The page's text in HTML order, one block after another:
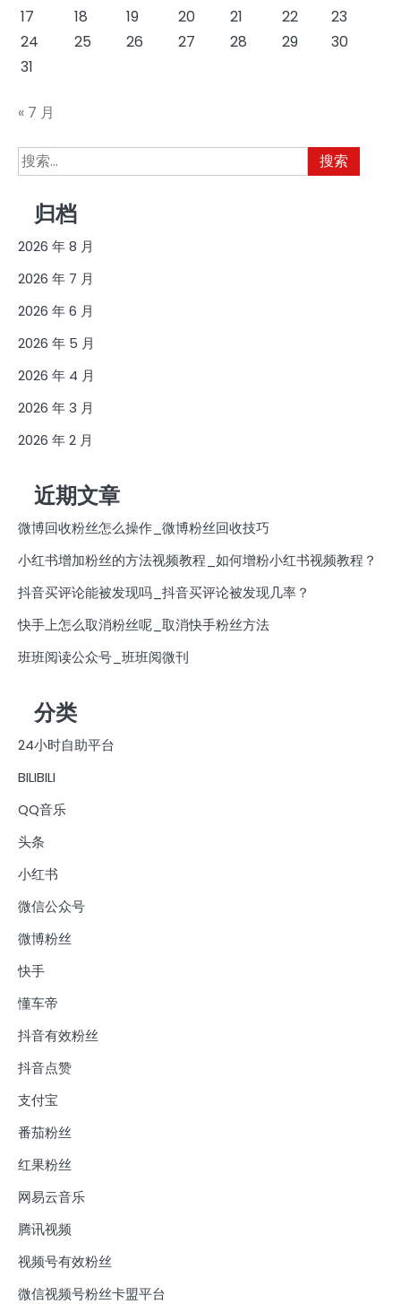
17
18 19 20 21 22
23
24
25 26 27 28 29
30
31
« 7 月
搜
索：
归档
2026 年 8 月
2026 年 7 月
2026 年 6 月
2026 年 5 月
2026 年 4 月
2026 年 3 月
2026 年 2 月
近期文章
微博回收粉丝怎么操作_微博粉丝回收技巧
小红书增加粉丝的方法视频教程_如何增粉小红书视频教程？
抖音买评论能被发现吗_抖音买评论被发现几率？
快手上怎么取消粉丝呢_取消快手粉丝方法
班班阅读公众号_班班阅微刊
分类
24小时自助平台
BILIBILI
QQ音乐
头条
小红书
微信公众号
微博粉丝
快手
懂车帝
抖音有效粉丝
抖音点赞
支付宝
番茄粉丝
红果粉丝
网易云音乐
腾讯视频
视频号有效粉丝
微信视频号粉丝卡盟平台